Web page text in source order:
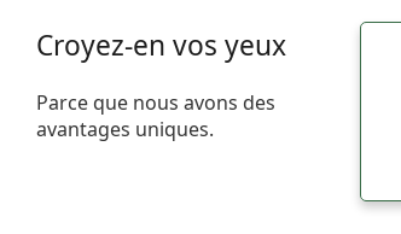
Croyez-en vos yeux
Parce que nous avons des
avantages uniques.